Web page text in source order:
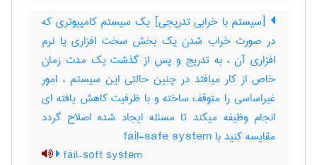
[سیستم با خرابی تدریجی] یک سیستم کامپیوتری که
در صورت خراب شدن یک بخش سخت افزاری یا نرم
افزاری آن ، به تدریج و پس از گذشت یک مدت زمان
خاص از کار میافتد در چنین حالتی این سیستم ، امور
غیراساسی را متوقف ساخته و با ظرفیت کاهش یافته ای
انجام وظیفه میکند تا مسئله ایجاد شده اصلاح گردد
مقایسه کنید با ‎ fail-safe system
fail-soft system